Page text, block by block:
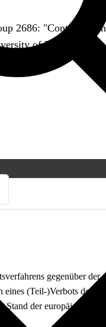
2686:
of Bremen
gegenüber der
(Teil-)Verbots der
Stand der europäischen